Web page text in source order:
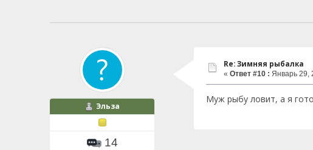
Эльза
14
Re: Зимняя рыбалка
« Ответ #10 : Январь 29,
Муж рыбу ловит, а я